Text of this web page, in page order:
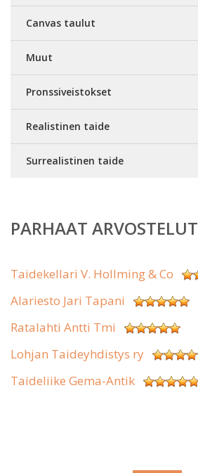
Canvas taulut
Muut
Pronssiveistokset
Realistinen taide
Surrealistinen taide
PARHAAT ARVOSTELUT
Taidekellari V. Hollming & Co
Alariesto Jari Tapani
Ratalahti Antti Tmi
Lohjan Taideyhdistys ry
Taideliike Gema-Antik